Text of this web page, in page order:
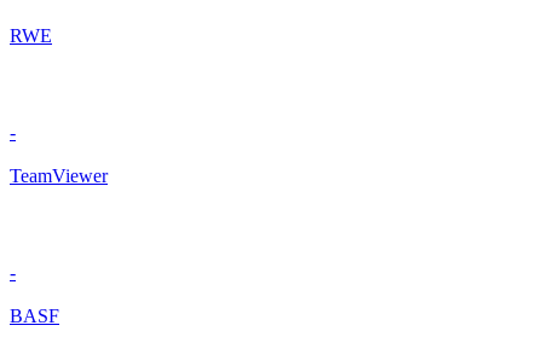
RWE
-
TeamViewer
-
BASF